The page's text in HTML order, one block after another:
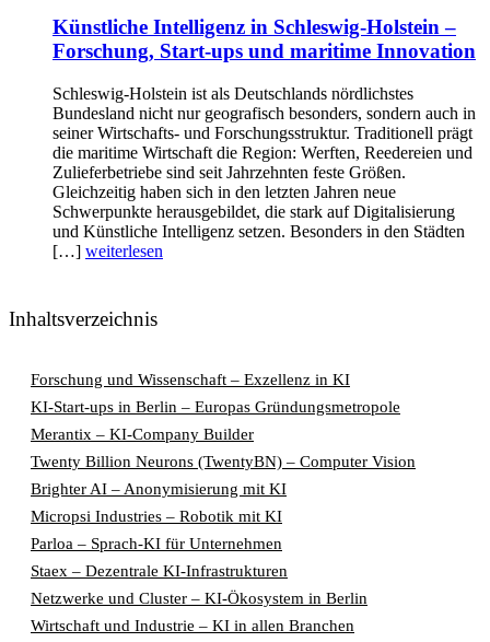
Künstliche Intelligenz in Schleswig-Holstein –
Forschung, Start-ups und maritime Innovation
Schleswig-Holstein ist als Deutschlands nördlichstes
Bundesland nicht nur geografisch besonders, sondern auch in
seiner Wirtschafts- und Forschungsstruktur. Traditionell prägt
die maritime Wirtschaft die Region: Werften, Reedereien und
Zulieferbetriebe sind seit Jahrzehnten feste Größen.
Gleichzeitig haben sich in den letzten Jahren neue
Schwerpunkte herausgebildet, die stark auf Digitalisierung
und Künstliche Intelligenz setzen. Besonders in den Städten
[…] weiterlesen
Inhaltsverzeichnis
Forschung und Wissenschaft – Exzellenz in KI
KI-Start-ups in Berlin – Europas Gründungsmetropole
Merantix – KI-Company Builder
Twenty Billion Neurons (TwentyBN) – Computer Vision
Brighter AI – Anonymisierung mit KI
Micropsi Industries – Robotik mit KI
Parloa – Sprach-KI für Unternehmen
Staex – Dezentrale KI-Infrastrukturen
Netzwerke und Cluster – KI-Ökosystem in Berlin
Wirtschaft und Industrie – KI in allen Branchen